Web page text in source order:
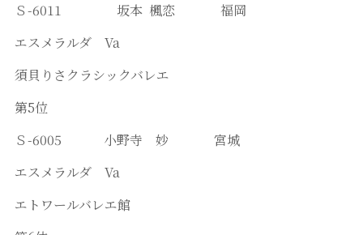
Ｓ-6011 坂本 楓恋 福岡
エスメラルダ Va
須貝りさクラシックバレエ
第5位
Ｓ-6005 小野寺 妙 宮城
エスメラルダ Va
エトワールバレエ館